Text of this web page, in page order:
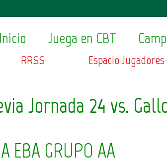
Inicio Juega en CBT
RRSS Espacio Jugadores
Jornada 24 vs.
EBA GRUPO AA